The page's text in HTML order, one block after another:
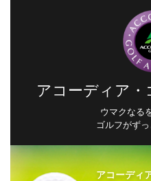
アコーディア
ウマクなる
ゴルフがずっ
アコーディ